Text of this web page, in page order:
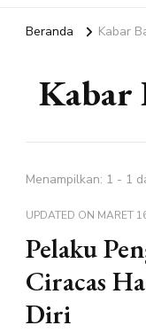
Beranda Kabar
Kabar
Menampilkan: 1 - 1
UPDATED ON MARET
Pelaku
Ciracas
Diri